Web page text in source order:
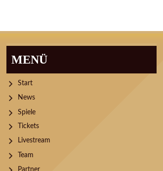
MENÜ
Start
News
Spiele
Tickets
Livestream
Team
Partner